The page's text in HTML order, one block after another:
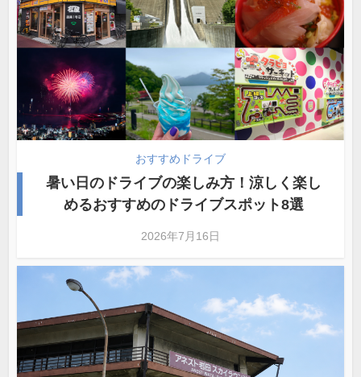
おすすめドライブ
暑い日のドライブの楽しみ方！涼しく楽し
めるおすすめのドライブスポット8選
2026年7月16日